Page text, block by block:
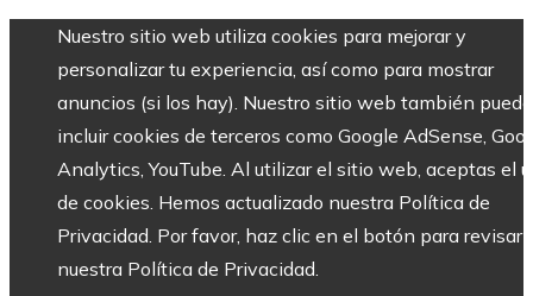
Nuestro sitio web utiliza cookies para mejorar y
personalizar tu experiencia, así como para mostrar
anuncios (si los hay). Nuestro sitio web también puede
incluir cookies de terceros como Google AdSense,
Analytics, YouTube. Al utilizar el sitio web, aceptas el
de cookies. Hemos actualizado nuestra Política de
Privacidad. Por favor, haz clic en el botón para revisar
nuestra Política de Privacidad.